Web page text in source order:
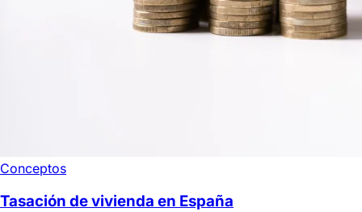
Conceptos
Tasación de vivienda en España